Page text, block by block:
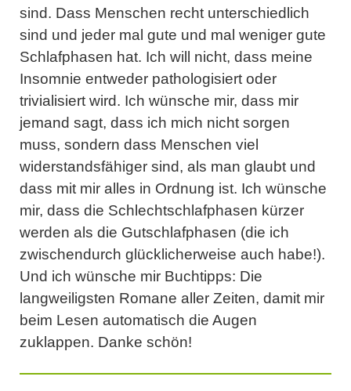
sind. Dass Menschen recht unterschiedlich
sind und jeder mal gute und mal weniger gute
Schlafphasen hat. Ich will nicht, dass meine
Insomnie entweder pathologisiert oder
trivialisiert wird. Ich wünsche mir, dass mir
jemand sagt, dass ich mich nicht sorgen
muss, sondern dass Menschen viel
widerstandsfähiger sind, als man glaubt und
dass mit mir alles in Ordnung ist. Ich wünsche
mir, dass die Schlechtschlafphasen kürzer
werden als die Gutschlafphasen (die ich
zwischendurch glücklicherweise auch habe!).
Und ich wünsche mir Buchtipps: Die
langweiligsten Romane aller Zeiten, damit mir
beim Lesen automatisch die Augen
zuklappen. Danke schön!